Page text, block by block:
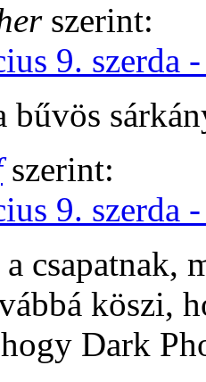
szerint:
9. szerda
bűvös
szerint:
9. szerda
csapatnak,
köszi,
Dark